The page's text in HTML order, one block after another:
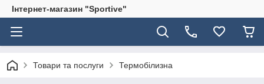
Інтернет-магазин "Sportive"
Товари та послуги Термобілизна